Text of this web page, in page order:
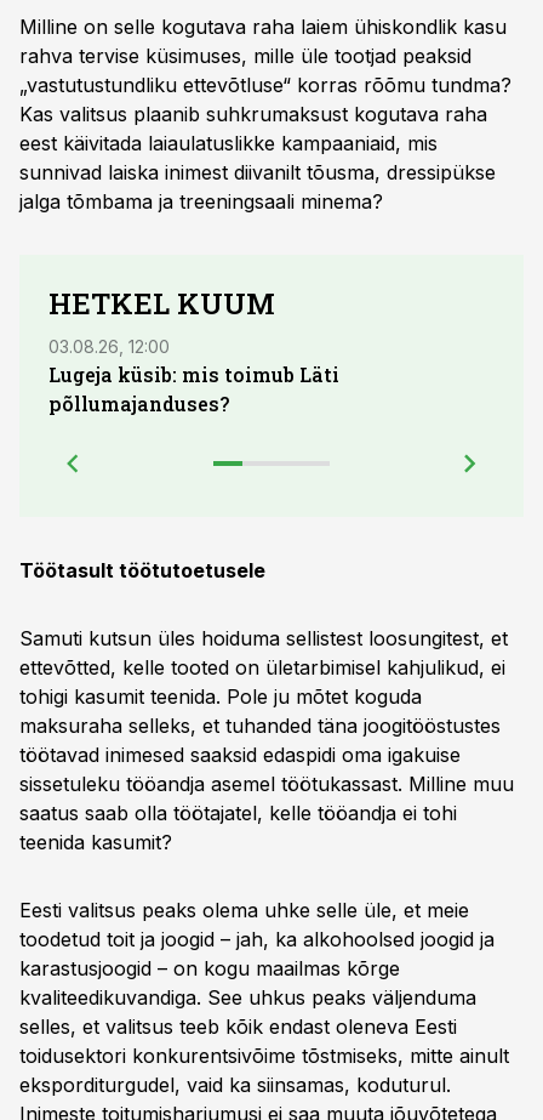
Milline on selle kogutava raha laiem ühiskondlik kasu
rahva tervise küsimuses, mille üle tootjad peaksid
„vastutustundliku ettevõtluse“ korras rõõmu tundma?
Kas valitsus plaanib suhkrumaksust kogutava raha
eest käivitada laiaulatuslikke kampaaniaid, mis
sunnivad laiska inimest diivanilt tõusma, dressipükse
jalga tõmbama ja treeningsaali minema?
HETKEL KUUM
03.08.26, 12:00
Lugeja küsib: mis toimub Läti
põllumajanduses?
Töötasult töötutoetusele
Samuti kutsun üles hoiduma sellistest loosungitest, et
ettevõtted, kelle tooted on ületarbimisel kahjulikud, ei
tohigi kasumit teenida. Pole ju mõtet koguda
maksuraha selleks, et tuhanded täna joogitööstustes
töötavad inimesed saaksid edaspidi oma igakuise
sissetuleku tööandja asemel töötukassast. Milline muu
saatus saab olla töötajatel, kelle tööandja ei tohi
teenida kasumit?
Eesti valitsus peaks olema uhke selle üle, et meie
toodetud toit ja joogid – jah, ka alkohoolsed joogid ja
karastusjoogid – on kogu maailmas kõrge
kvaliteedikuvandiga. See uhkus peaks väljenduma
selles, et valitsus teeb kõik endast oleneva Eesti
toidusektori konkurentsivõime tõstmiseks, mitte ainult
eksporditurgudel, vaid ka siinsamas, koduturul.
Inimeste toitumisharjumusi ei saa muuta jõuvõtetega